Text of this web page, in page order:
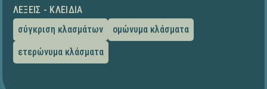
ΛΈΞΕΙΣ - ΚΛΕΙΔΙΆ
σύγκριση κλασμάτων
ομώνυμα κλάσματα
ετερώνυμα κλάσματα